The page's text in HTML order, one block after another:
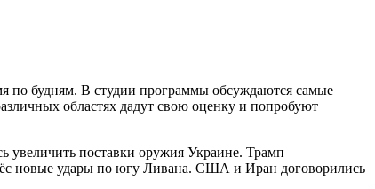
по будням. В студии программы обсуждаются самые
областях дадут свою оценку и попробуют
увеличить поставки оружия Украине. Трамп
новые удары по югу Ливана. США и Иран договорились